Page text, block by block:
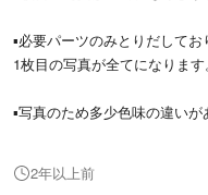
▪️必要パーツのみとりだしてお
1枚目の写真が全てになります。
▪️写真のため多少色味の違い
▪️梱包について
2年以上前